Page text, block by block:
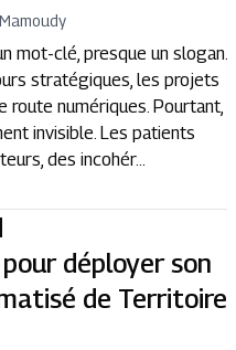
mot-clé, presque un slogan.
stratégiques, les projets
route numériques. Pourtant,
invisible. Les patients
des incohér...
déployer son
de Territoire